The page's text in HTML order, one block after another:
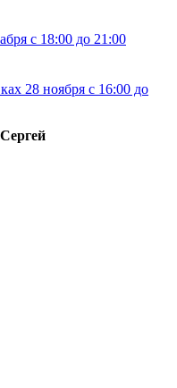
с 18:00 до 21:00
28 ноября с 16:00 до
Сергей